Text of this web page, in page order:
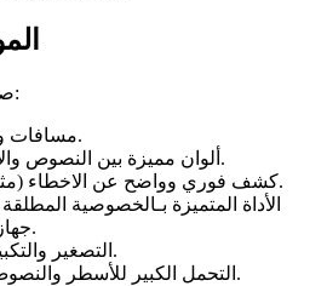
صياغة فنية لدعم المبرمجين:
مسافات وهوامش ذكية تلقائية.
ألوان مميزة بين النصوص والأرقام لتسهيل الرؤية.
كشف فوري وواضح عن الاخطاء (مثل الفواصل الناقصة).
الأداة المتميزة بـالخصوصية
جهازك فور إغلاق الموقع.
التصغير والتكبير على شكل شجري.
التحمل الكبير للأسطر والنصوص المتشعبة بضخامة.